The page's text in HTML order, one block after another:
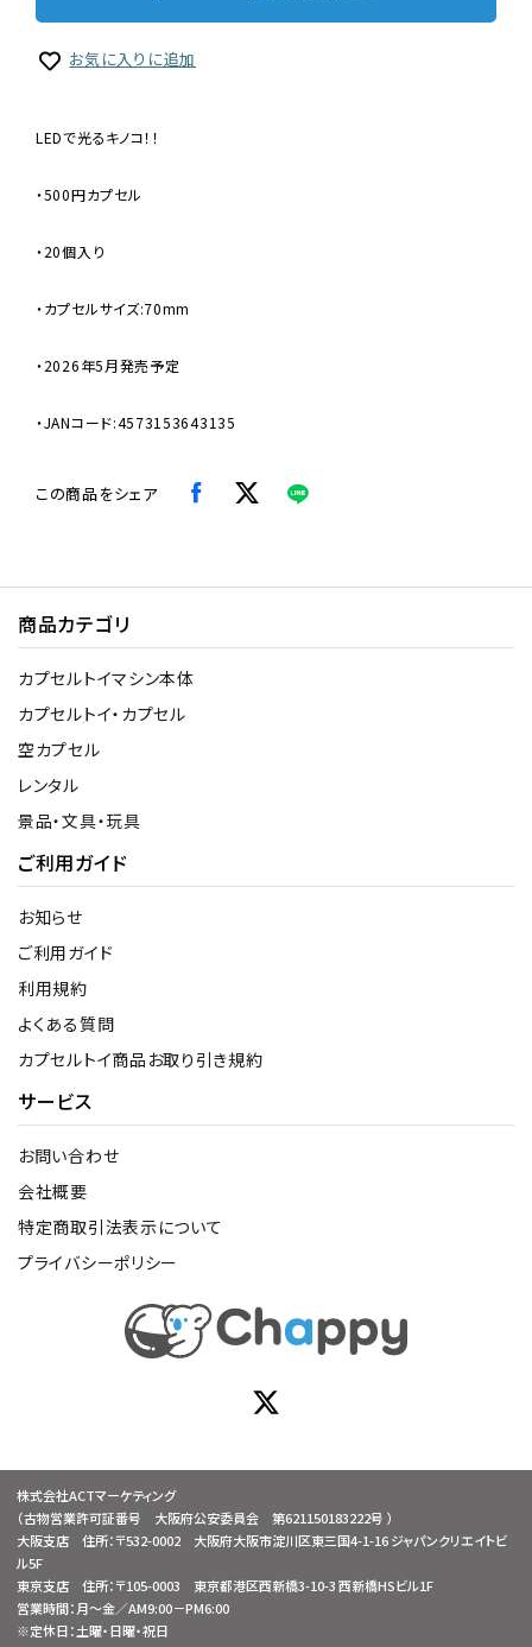
お気に入りに追加
LEDで光るキノコ！！
・500円カプセル
・20個入り
・カプセルサイズ:70mm
・2026年5月発売予定
・JANコード:4573153643135
この商品をシェア
商品カテゴリ
カプセルトイマシン本体
カプセルトイ・カプセル
空カプセル
レンタル
景品・文具・玩具
ご利用ガイド
お知らせ
ご利用ガイド
利用規約
よくある質問
カプセルトイ商品お取り引き規約
サービス
お問い合わせ
会社概要
特定商取引法表示について
プライバシーポリシー
株式会社ACTマーケティング
（古物営業許可証番号 大阪府公安委員会 第621150183222号 ）
大阪支店 住所：〒532-0002 大阪府大阪市淀川区東三国4-1-16 ジャパンクリエイトビ
ル5F
東京支店 住所：〒105-0003 東京都港区西新橋3-10-3 西新橋HSビル1F
営業時間：月～金／AM9:00－PM6:00
※定休日：土曜・日曜・祝日